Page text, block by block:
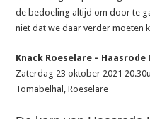
de bedoeling altijd om door te
niet dat we daar verder moeten
Knack Roeselare – Haasrode
Zaterdag 23 oktober 2021 20.30u
Tomabelhal, Roeselare